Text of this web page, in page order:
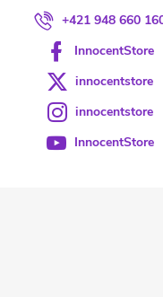
+421 948 660
InnocentStore
innocentstore
innocentstore
InnocentStore